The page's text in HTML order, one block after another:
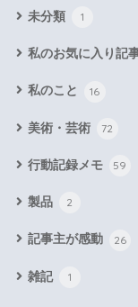
未分類 1
私のお気に入り記
私のこと 16
美術・芸術 72
行動記録メモ 59
製品 2
記事主が感動 26
雑記 1